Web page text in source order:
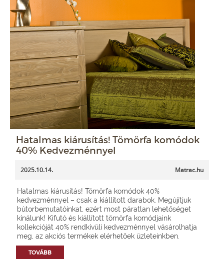
Hatalmas kiárusítás! Tömörfa komódok
40% Kedvezménnyel
2025.10.14. Matrac.hu
Hatalmas kiárusítás! Tömörfa komódok 40%
kedvezménnyel – csak a kiállított darabok. Megújítjuk
bútorbemutatóinkat, ezért most páratlan lehetőséget
kínálunk! Kifutó és kiállított tömörfa komódjaink
kollekcióját 40% rendkívüli kedvezménnyel vásárolhatja
meg, az akciós termékek elérhetőek üzleteinkben.
TOVÁBB